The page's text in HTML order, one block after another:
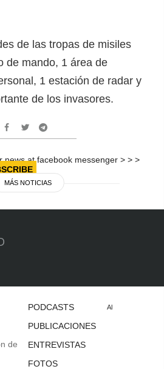
de las tropas de misiles
de mando, 1 área de
1 estación de radar y
de los invasores.
news at facebook messenger > > >
MÁS NOTICIAS
de
PODCASTS
PUBLICACIONES
ENTREVISTAS
FOTOS
Al